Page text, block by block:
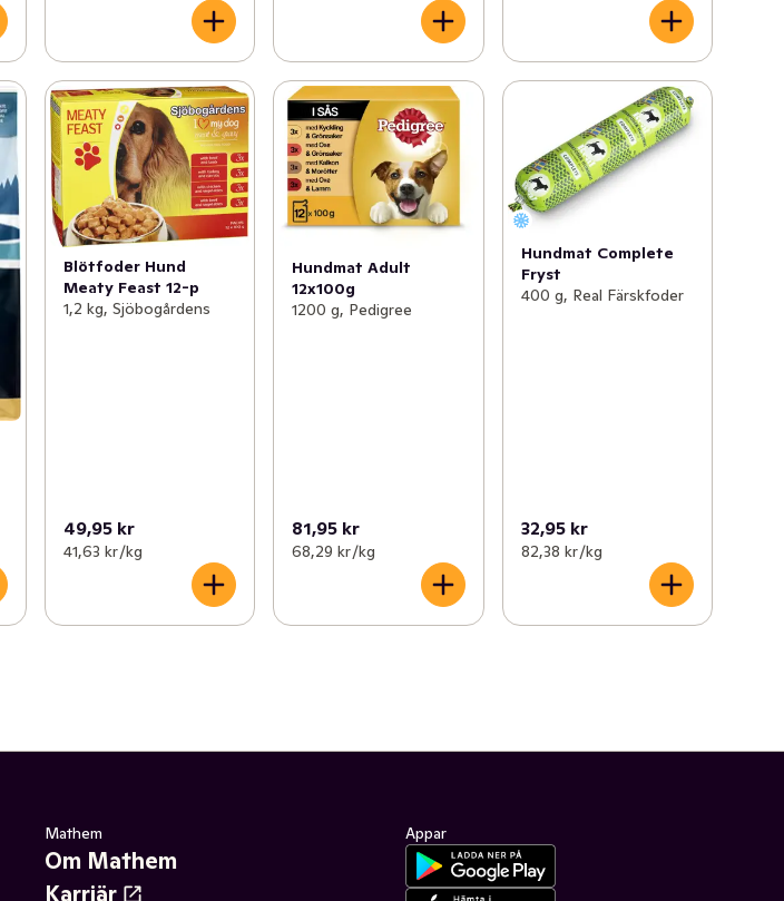
Blötfoder Hund
Meaty Feast 12-p
1,2 kg, Sjöbogårdens
49,95 kr
41,63 kr /kg
Hundmat Adult
12x100g
1200 g, Pedigree
81,95 kr
68,29 kr /kg
Hundmat Complete
Fryst
400 g, Real Färskfoder
32,95 kr
82,38 kr /kg
Mathem
Om Mathem
Karriär
Appar